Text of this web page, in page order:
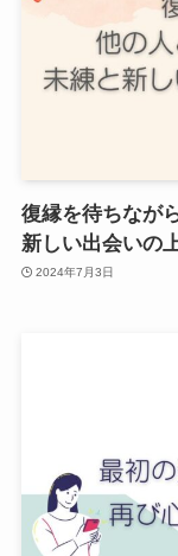
復縁を待ちなが
新しい出会いの
2024年7月3日